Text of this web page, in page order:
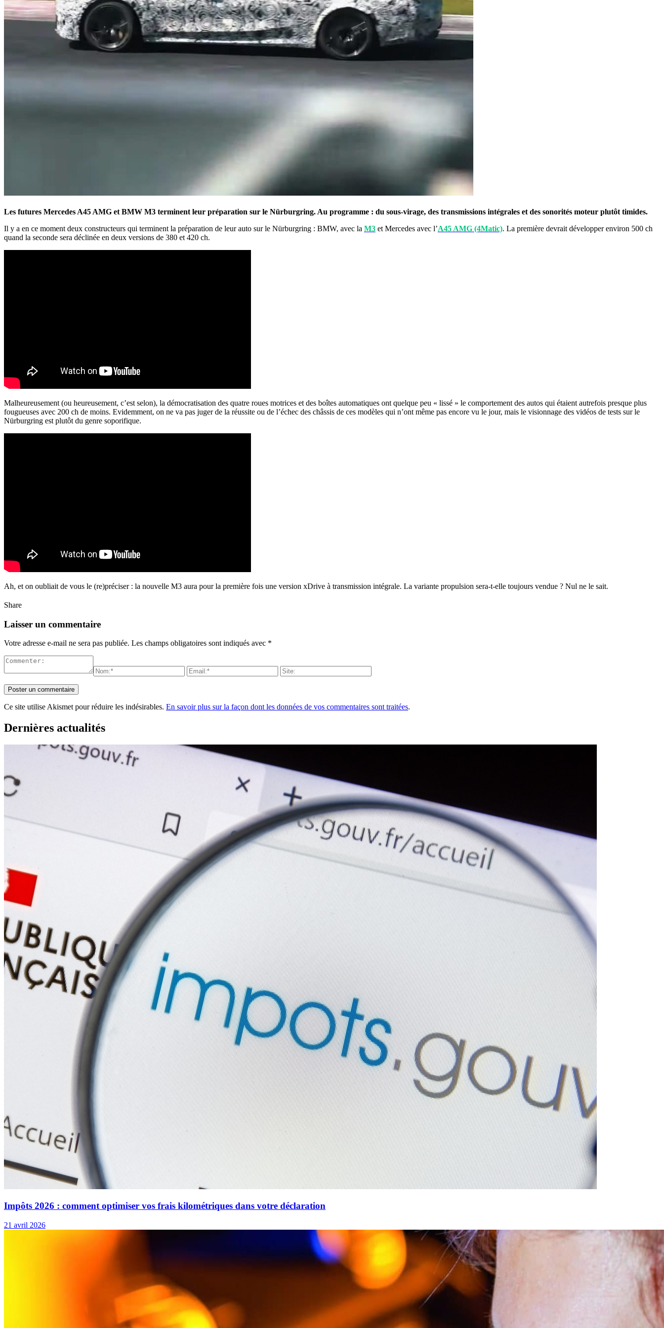
Les futures Mercedes A45 AMG et BMW M3 terminent leur préparation sur le Nürburgring. Au programme : du sous-virage, des transmissions intégrales et des sonorités moteur plutôt timides.
Il y a en ce moment deux constructeurs qui terminent la préparation de leur auto sur le Nürburgring : BMW, avec la M3 et Mercedes avec l’A45 AMG (4Matic). La première devrait développer environ 500 ch
quand la seconde sera déclinée en deux versions de 380 et 420 ch.
Malheureusement (ou heureusement, c’est selon), la démocratisation des quatre roues motrices et des boîtes automatiques ont quelque peu « lissé » le comportement des autos qui étaient autrefois presque plus
fougueuses avec 200 ch de moins. Evidemment, on ne va pas juger de la réussite ou de l’échec des châssis de ces modèles qui n’ont même pas encore vu le jour, mais le visionnage des vidéos de tests sur le
Nürburgring est plutôt du genre soporifique.
Ah, et on oubliait de vous le (re)préciser : la nouvelle M3 aura pour la première fois une version xDrive à transmission intégrale. La variante propulsion sera-t-elle toujours vendue ? Nul ne le sait.
Share
Laisser un commentaire
Votre adresse e-mail ne sera pas publiée. Les champs obligatoires sont indiqués avec *
Ce site utilise Akismet pour réduire les indésirables. En savoir plus sur la façon dont les données de vos commentaires sont traitées.
Dernières actualités
Impôts 2026 : comment optimiser vos frais kilométriques dans votre déclaration
21 avril 2026